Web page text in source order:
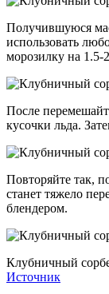
Получившуюся
использовать
морозилку на 1.5-
После
кусочки льда.
Повторяйте так,
станет тяжело
блендером.
Клубничный
Источник